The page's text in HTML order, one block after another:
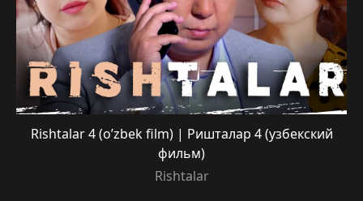
Rishtalar 4 (o’zbek film) | Ришталар 4 (узбекский
фильм)
Rishtalar